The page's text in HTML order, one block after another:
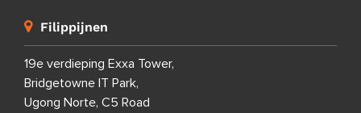
Filippijnen
19e verdieping Exxa Tower,
Bridgetowne IT Park,
Ugong Norte, C5 Road